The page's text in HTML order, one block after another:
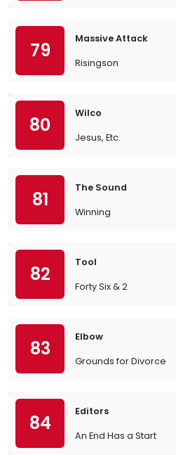
79
Massive Attack
Risingson
80
Wilco
Jesus, Etc.
81
The Sound
Winning
82
Tool
Forty Six & 2
83
Elbow
Grounds for Divorce
84
Editors
An End Has a Start